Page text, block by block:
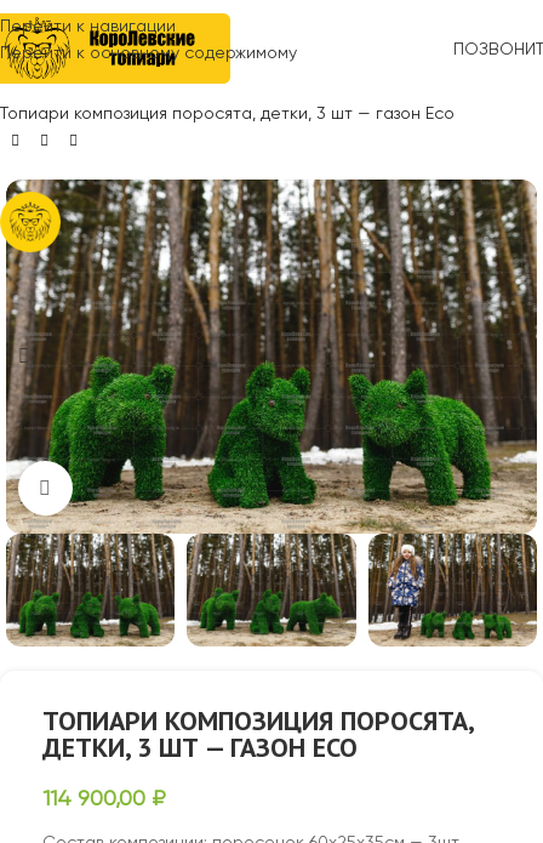
Перейти к навигации
Перейти к основному содержимому
Главная»Топиари»Композиции
Топиари композиция поросята, детки, 3 шт — газон Eco
Нажмите, чтобы увеличить
ТОПИАРИ КОМПОЗИЦИЯ ПОРОСЯТА,
ДЕТКИ, 3 ШТ — ГАЗОН ECO
114 900,00 ₽